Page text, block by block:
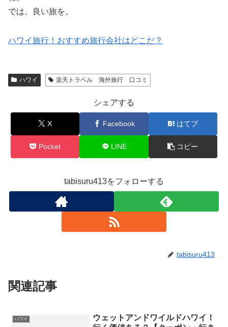
では、良い旅を。
ハワイ旅行！おすすめ旅行会社はどこだ？
ハワイ 楽天トラベル 海外旅行 口コミ
シェアする
X Facebook はてブ
Pocket LINE コピー
tabisuru413をフォローする
tabisuru413
関連記事
ハワイ
ウェットアンドワイルドハワイ！